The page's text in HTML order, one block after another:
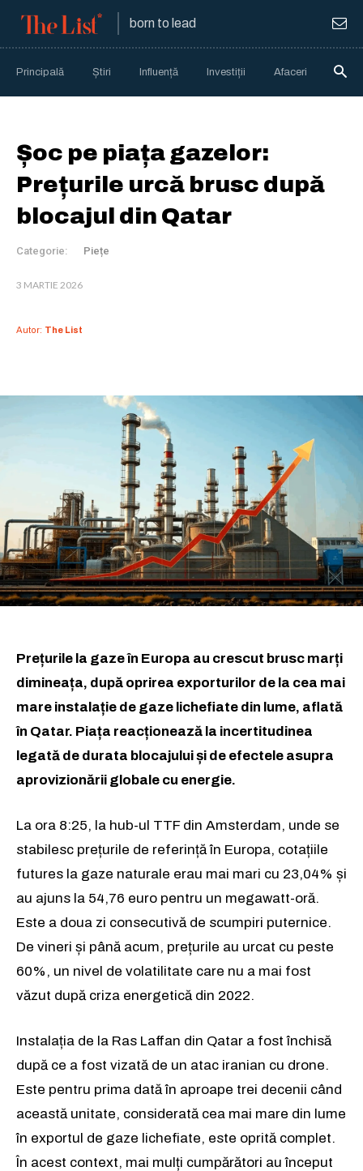
born to lead
Principală Știri Influență Investiții Afaceri
Șoc pe piața gazelor:
Prețurile urcă brusc după
blocajul din Qatar
Categorie: Piețe
3 MARTIE 2026
Autor: The List
Prețurile la gaze în Europa au crescut brusc marți
dimineața, după oprirea exporturilor de la cea mai
mare instalație de gaze lichefiate din lume, aflată
în Qatar. Piața reacționează la incertitudinea
legată de durata blocajului și de efectele asupra
aprovizionării globale cu energie.
La ora 8:25, la hub-ul TTF din Amsterdam, unde se
stabilesc prețurile de referință în Europa, cotațiile
futures la gaze naturale erau mai mari cu 23,04% și
au ajuns la 54,76 euro pentru un megawatt-oră.
Este a doua zi consecutivă de scumpiri puternice.
De vineri și până acum, prețurile au urcat cu peste
60%, un nivel de volatilitate care nu a mai fost
văzut după criza energetică din 2022.
Instalația de la Ras Laffan din Qatar a fost închisă
după ce a fost vizată de un atac iranian cu drone.
Este pentru prima dată în aproape trei decenii când
această unitate, considerată cea mai mare din lume
în exportul de gaze lichefiate, este oprită complet.
În acest context, mai mulți cumpărători au început